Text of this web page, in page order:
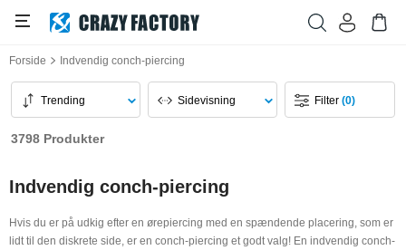
Forside Indvendig conch-piercing
Trending Sidevisning Filter(0)
3798 Produkter
Indvendig conch-piercing
Hvis du er på udkig efter en ørepiercing med en spændende placering, som er
lidt til den diskrete side, er en conch-piercing et godt valg! En indvendig conch-